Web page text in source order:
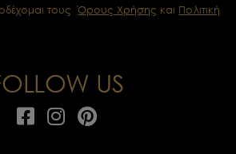
τουςΌρους Χρήσης και Πολιτική
US